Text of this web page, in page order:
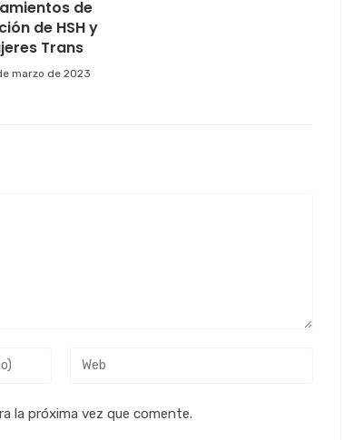
de
de HSH y
Trans
marzo de 2023
la próxima vez que comente.